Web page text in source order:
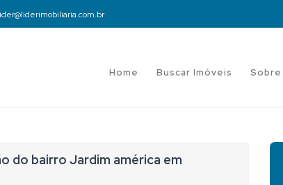
Home Buscar Imóveis Sobre
do bairro Jardim américa em